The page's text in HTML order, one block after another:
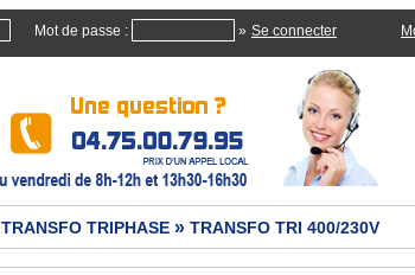
Mot de passe : »
TRANSFO TRIPHASE » TRANSFO TRI 400/230V